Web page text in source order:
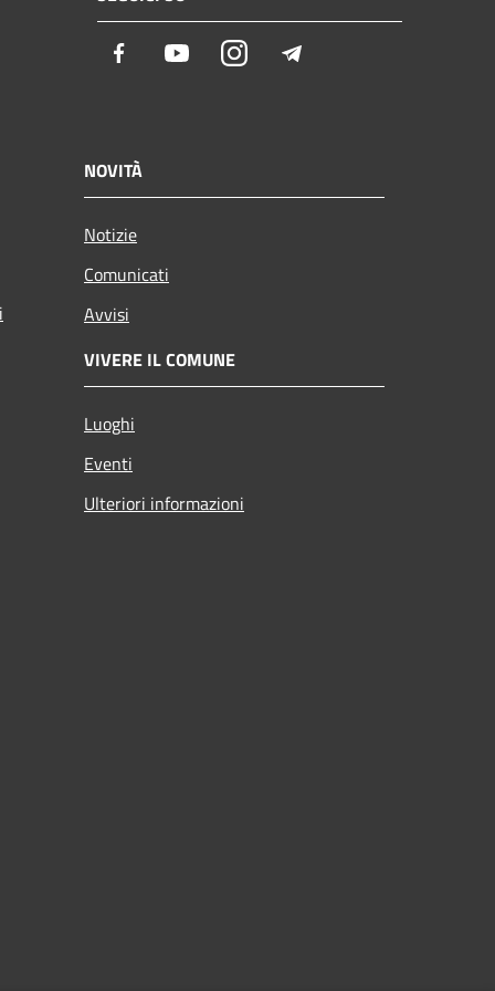
Facebook YoutubeInstagram
NOVITÀ
Notizie
Comunicati
Avvisi
VIVERE IL COMUNE
Luoghi
Eventi
Ulteriori informazioni